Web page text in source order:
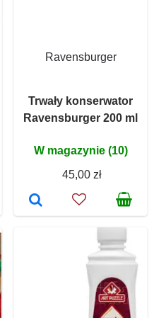
Ravensburger
Trwały konserwator
Ravensburger 200 ml
W magazynie (10)
45,00 zł